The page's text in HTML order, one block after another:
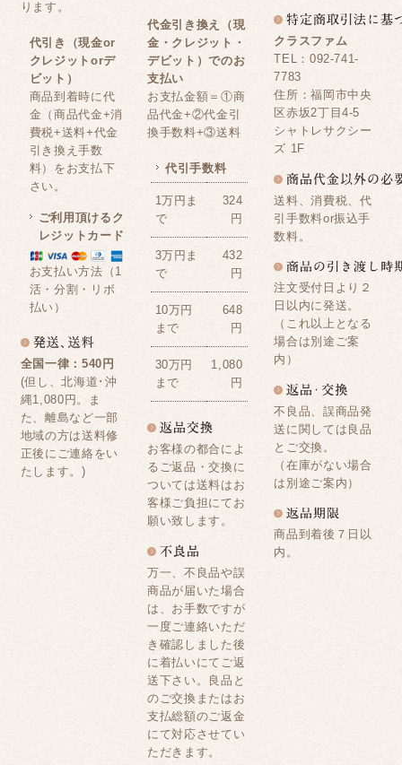
ります。
代引き（現金or
クレジットorデ
ビット）
商品到着時に代
金（商品代金+消
費税+送料+代金
引き換え手数
料）をお支払下
さい。
ご利用頂けるク
レジットカード
お支払い方法（1
活・分割・リボ
払い）
全国一律：540円
(但し、北海道･沖
縄1,080円。ま
た、離島など一部
地域の方は送料修
正後にご連絡をい
たします。)
代金引き換え（現
金・クレジット・
デビット）でのお
支払い
お支払金額＝①商
品代金+②代金引
換手数料+③送料
代引手数料
1万円ま
で
324
円
3万円ま
で
432
円
10万円
まで
648
円
30万円
まで
1,080
円
お客様の都合によ
るご返品・交換に
ついては送料はお
客様ご負担にてお
願い致します。
万一、不良品や誤
商品が届いた場合
は、お手数ですが
一度ご連絡いただ
き確認しました後
に着払いにてご返
送下さい。良品と
のご交換またはお
支払総額のご返金
にて対応させてい
ただきます。
クラスファム
TEL：092-741-
7783
住所：福岡市中央
区赤坂2丁目4-5
シャトレサクシー
ズ 1F
送料、消費税、代
引手数料or振込手
数料。
注文受付日より２
日以内に発送。
（これ以上となる
場合は別途ご案
内）
不良品、誤商品発
送に関しては良品
とご交換。
（在庫がない場合
は別途ご案内）
商品到着後７日以
内。